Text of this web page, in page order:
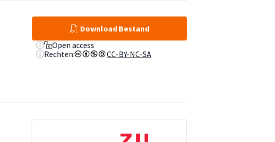
Download Bestand
Open access
Rechten:
CC-BY-NC-SA